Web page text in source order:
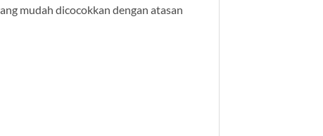
mudah dicocokkan dengan atasan